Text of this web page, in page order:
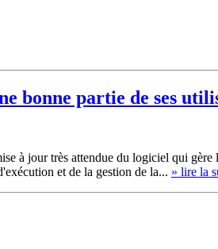
bonne partie de ses
à jour très attendue du logiciel qui
et de la gestion de la... » lire la